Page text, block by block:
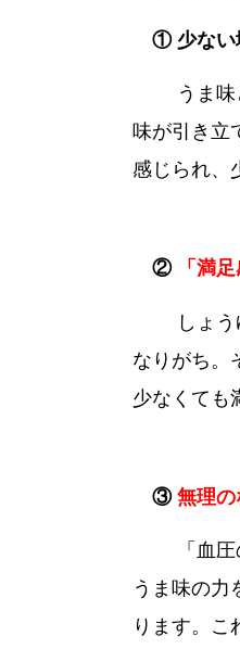
① 少ない
うま味と
味が引き立
感じられ、
② 「満
しょうゆ
なりがち。
少なくても
③ 無理の
「血圧の
うま味の力
ります。こ